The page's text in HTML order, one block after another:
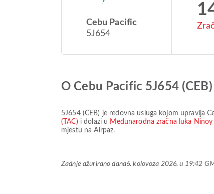
Cebu Pacific
5J654
O Cebu Pacific 5J654 (CEB)
5J654(CEB) je redovna usluga kojom upravlja
(TAC) i dolazi u Međunarodna zračna luka
mjestu na Airpaz.
Zadnje ažurirano dana6. kolovoza 2026. u 19:42